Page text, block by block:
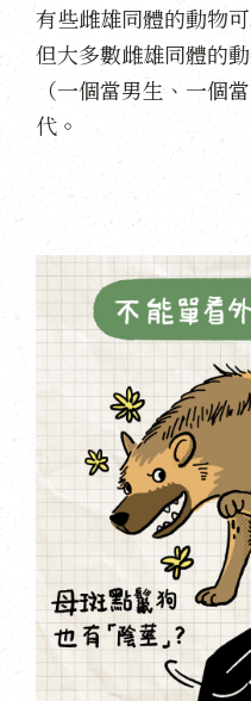
有些雌雄同體的動物
但大多數雌雄同體的
（一個當男生、一個
代。